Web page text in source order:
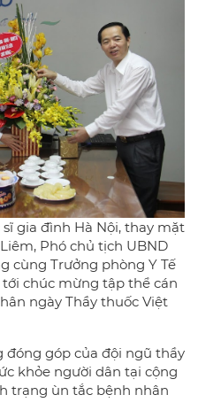
gia đình Hà Nội, thay mặt
Phó chủ tịch UBND
cùng Trưởng phòng Y Tế
chúc mừng tập thể cán
ngày Thầy thuốc Việt
đóng góp của đội ngũ thầy
khỏe người dân tại cộng
trạng ùn tắc bệnh nhân